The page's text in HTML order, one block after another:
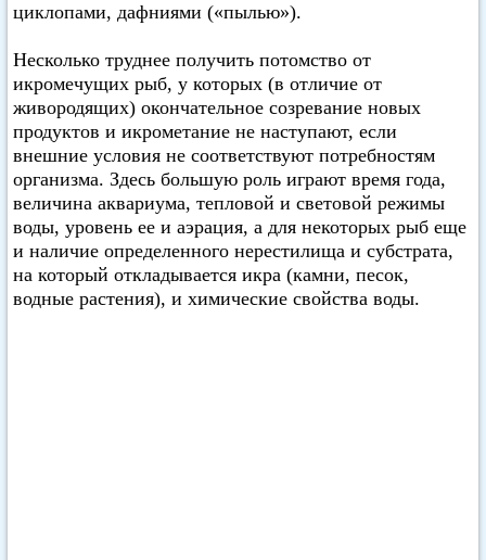
циклопами, дафниями («пылью»).
Несколько труднее получить потомство от
икромечущих рыб, у которых (в отличие от
живородящих) окончательное созревание новых
продуктов и икрометание не наступают, если
внешние условия не соответствуют потребностям
организма. Здесь большую роль играют время года,
величина аквариума, тепловой и световой режимы
воды, уровень ее и аэрация, а для некоторых рыб еще
и наличие определенного нерестилища и субстрата,
на который откладывается икра (камни, песок,
водные растения), и химические свойства воды.